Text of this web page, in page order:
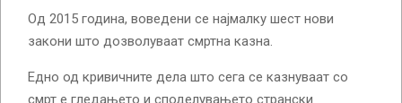
Од 2015 година, воведени се најмалку шест нови
закони што дозволуваат смртна казна.
Едно од кривичните дела што сега се казнуваат со
смрт е гледањето и споделувањето странски